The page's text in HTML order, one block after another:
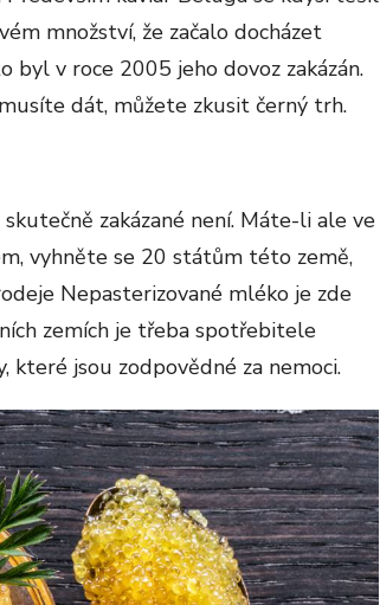
množství, že začalo docházet
v roce 2005 jeho dovoz zakázán.
dát, můžete zkusit černý trh.
zakázané není. Máte-li ale ve
vyhněte se 20 státům této země,
Nepasterizované mléko je zde
zemích je třeba spotřebitele
které jsou zodpovědné za nemoci.